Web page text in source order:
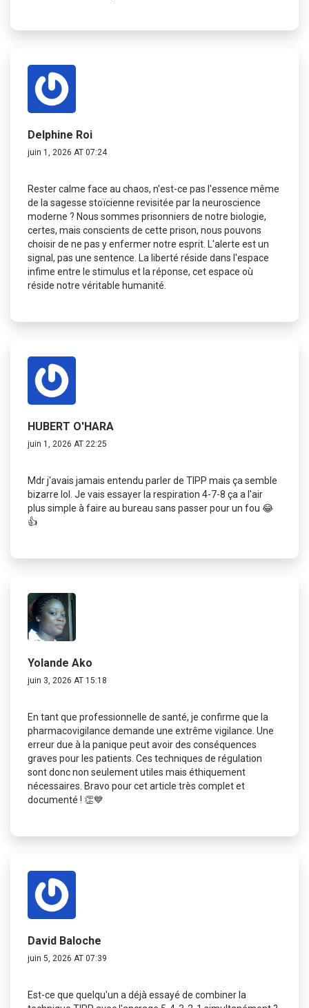
Delphine Roi
juin 1, 2026 AT 07:24
Rester calme face au chaos, n'est-ce pas l'essence même
de la sagesse stoïcienne revisitée par la neuroscience
moderne ? Nous sommes prisonniers de notre biologie,
certes, mais conscients de cette prison, nous pouvons
choisir de ne pas y enfermer notre esprit. L'alerte est un
signal, pas une sentence. La liberté réside dans l'espace
infime entre le stimulus et la réponse, cet espace où
réside notre véritable humanité.
HUBERT O'HARA
juin 1, 2026 AT 22:25
Mdr j'avais jamais entendu parler de TIPP mais ça semble
bizarre lol. Je vais essayer la respiration 4-7-8 ça a l'air
plus simple à faire au bureau sans passer pour un fou 😂
👍
Yolande Ako
juin 3, 2026 AT 15:18
En tant que professionnelle de santé, je confirme que la
pharmacovigilance demande une extrême vigilance. Une
erreur due à la panique peut avoir des conséquences
graves pour les patients. Ces techniques de régulation
sont donc non seulement utiles mais éthiquement
nécessaires. Bravo pour cet article très complet et
documenté ! 👏💙
David Baloche
juin 5, 2026 AT 07:39
Est-ce que quelqu'un a déjà essayé de combiner la